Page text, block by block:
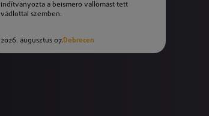
indítványozta a beismerő vallomást tett
vádlottal szemben.
2026. augusztus 07.Debrecen